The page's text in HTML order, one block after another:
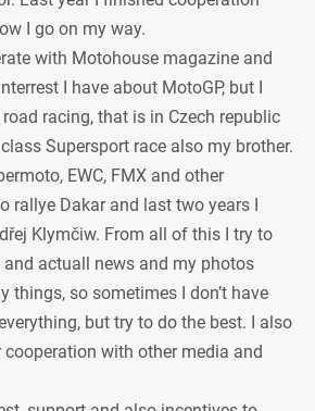
I go on my way.
with Motohouse magazine and
I have about MotoGP, but I
racing, that is in Czech republic
Supersport race also my brother.
EWC, FMX and other
rallye Dakar and last two years I
Klymčiw. From all of this I try to
actuall news and my photos
things, so sometimes I don’t have
but try to do the best. I also
with other media and